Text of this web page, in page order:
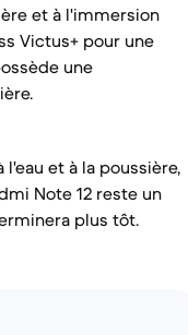
et à l'immersion
Victus+ pour une
une
et à la poussière,
Note 12 reste un
plus tôt.